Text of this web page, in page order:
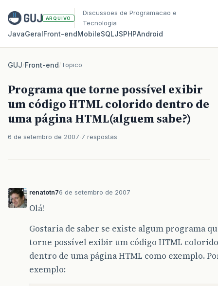
ARQUIVO
Discussoes de Programacao e
Tecnologia
JavaGeralFront‑endMobileSQLJSPHPAndroid
GUJ/Front-end/Topico
Programa que torne possível exibir
um código HTML colorido dentro de
uma página HTML(alguem sabe?)
6 de setembro de 2007 7 respostas
renatotn76 de setembro de 2007
Olá!
Gostaria de saber se existe algum programa
torne possível exibir um código HTML colorido
dentro de uma página HTML como exemplo.
exemplo: